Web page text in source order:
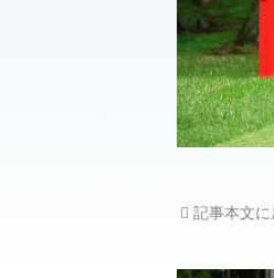
記事本文に